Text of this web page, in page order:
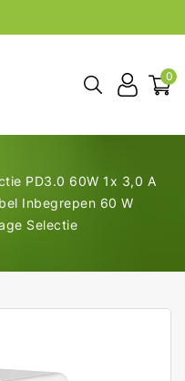
0
PD3.0 60W 1x 3,0 A
Inbegrepen 60 W
Selectie